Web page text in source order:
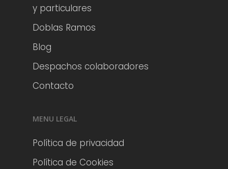
y particulares
Doblas Ramos
Blog
Despachos colaboradores
Contacto
MENU LEGAL
Política de privacidad
Política de Cookies